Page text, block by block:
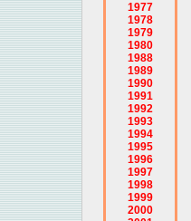
1977
1978
1979
1980
1988
1989
1990
1991
1992
1993
1994
1995
1996
1997
1998
1999
2000